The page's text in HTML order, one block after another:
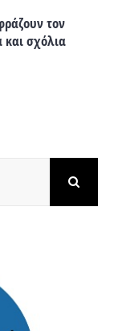
τον
σχόλια